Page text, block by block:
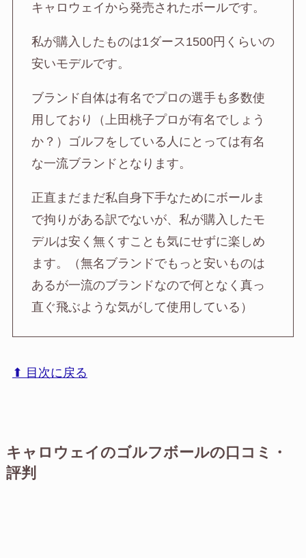
キャロウェイから発売されたボールです。
私が購入したものは1ダース1500円くらいの
安いモデルです。
ブランド自体は有名でプロの選手も多数使
用しており（上田桃子プロが有名でしょう
か？）ゴルフをしている人にとっては有名
な一流ブランドとなります。
正直まだまだ私自身下手なためにボールま
で拘りがある訳でないが、私が購入したモ
デルは安く無くすことも気にせずに楽しめ
ます。（無名ブランドでもっと安いものは
あるが一流のブランドなので何となく真っ
直ぐ飛ぶような気がして使用している）
⬆︎ 目次に戻る
キャロウェイのゴルフボールの口コミ・
評判